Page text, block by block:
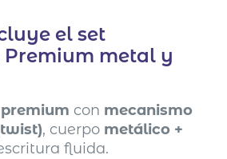
el set
Premium metal y
con mecanismo
, cuerpo metálico +
fluida.